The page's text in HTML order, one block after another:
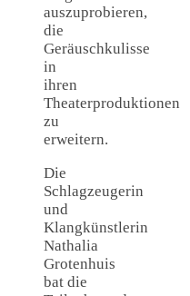
auszuprobieren,
die
Geräuschkulisse
in
ihren
Theaterproduktionen
zu
erweitern.
Die
Schlagzeugerin
und
Klangkünstlerin
Nathalia
Grotenhuis
bat die